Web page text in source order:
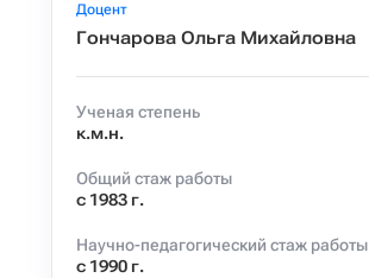
Доцент
Гончарова Ольга Михайловна
Ученая степень
к.м.н.
Общий стаж работы
с 1983 г.
Научно-педагогический стаж работы
с 1990 г.